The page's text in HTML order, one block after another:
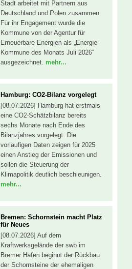
Stadt arbeitet mit Partnern aus
Deutschland und Polen zusammen.
Für ihr Engagement wurde die
Kommune von der Agentur für
Erneuerbare Energien als „Energie-
Kommune des Monats Juli 2026”
ausgezeichnet. mehr...
Hamburg: CO2-Bilanz vorgelegt
[08.07.2026] Hamburg hat erstmals
eine CO2-Schätzbilanz bereits
sechs Monate nach Ende des
Bilanzjahres vorgelegt. Die
vorläufigen Daten zeigen für 2025
einen Anstieg der Emissionen und
sollen die Steuerung der
Klimapolitik deutlich beschleunigen.
mehr...
Bremen: Schornstein macht Platz
für Neues
[08.07.2026] Auf dem
Kraftwerksgelände der swb im
Bremer Hafen beginnt der Rückbau
der Schornsteine der ehemaligen